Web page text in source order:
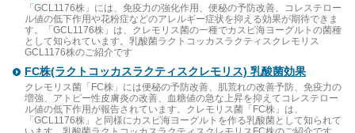
「GCL1176株」には、免疫力の強化作用、便秘の予防改善、コレステロー
ル値の低下作用や花粉症などのアレルギー症状を抑える効果が期待できま
す。「GCL1176株」は、クレモリス菌の一種でカスピ海ヨーグルトの菌種
として知られています。乳酸菌ラクトコッカスラクティスクレモリス
GCL1176株のご紹介です
FC株(ラクトコッカスラクティスクレモリス) 乳酸菌効果
クレモリス菌「FC株」には便秘の予防改善、肌荒れの改善予防、免疫力の
増強、アトピー性皮膚炎の改善、血糖値の急な上昇を抑えてコレステロー
ル値の低下作用が報告されています。クレモリス菌「FC株」は、
「GCL1176株」と同様にカスピ海ヨーグルトを作る乳酸菌として知られて